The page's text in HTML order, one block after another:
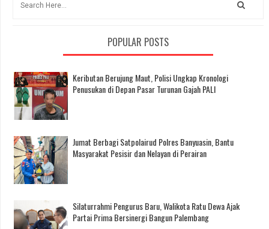
POPULAR POSTS
Keributan Berujung Maut, Polisi Ungkap Kronologi
Penusukan di Depan Pasar Turunan Gajah PALI
Jumat Berbagi Satpolairud Polres Banyuasin, Bantu
Masyarakat Pesisir dan Nelayan di Perairan
Silaturrahmi Pengurus Baru, Walikota Ratu Dewa Ajak
Partai Prima Bersinergi Bangun Palembang